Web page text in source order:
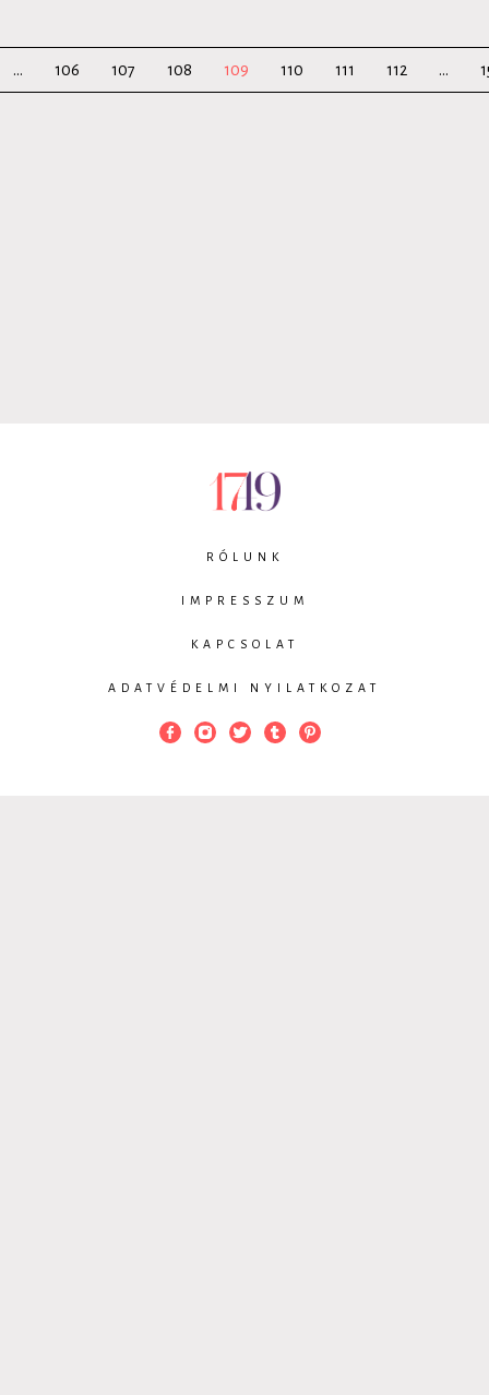
... 106 107 108 109 110 111 112 ...
RÓLUNK
IMPRESSZUM
KAPCSOLAT
ADATVÉDELMI NYILATKOZAT